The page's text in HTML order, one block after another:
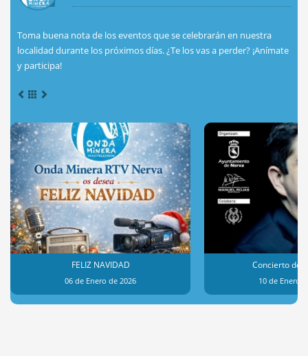
Toma buena nota de los eventos que se celebrarán en nuestra
localidad durante los próximos días. ¿Te los vas a perder? ¡Anímate
y participa!
FELIZ NAVIDAD
06 de Enero de 2026
Concierto de
10 de Enero